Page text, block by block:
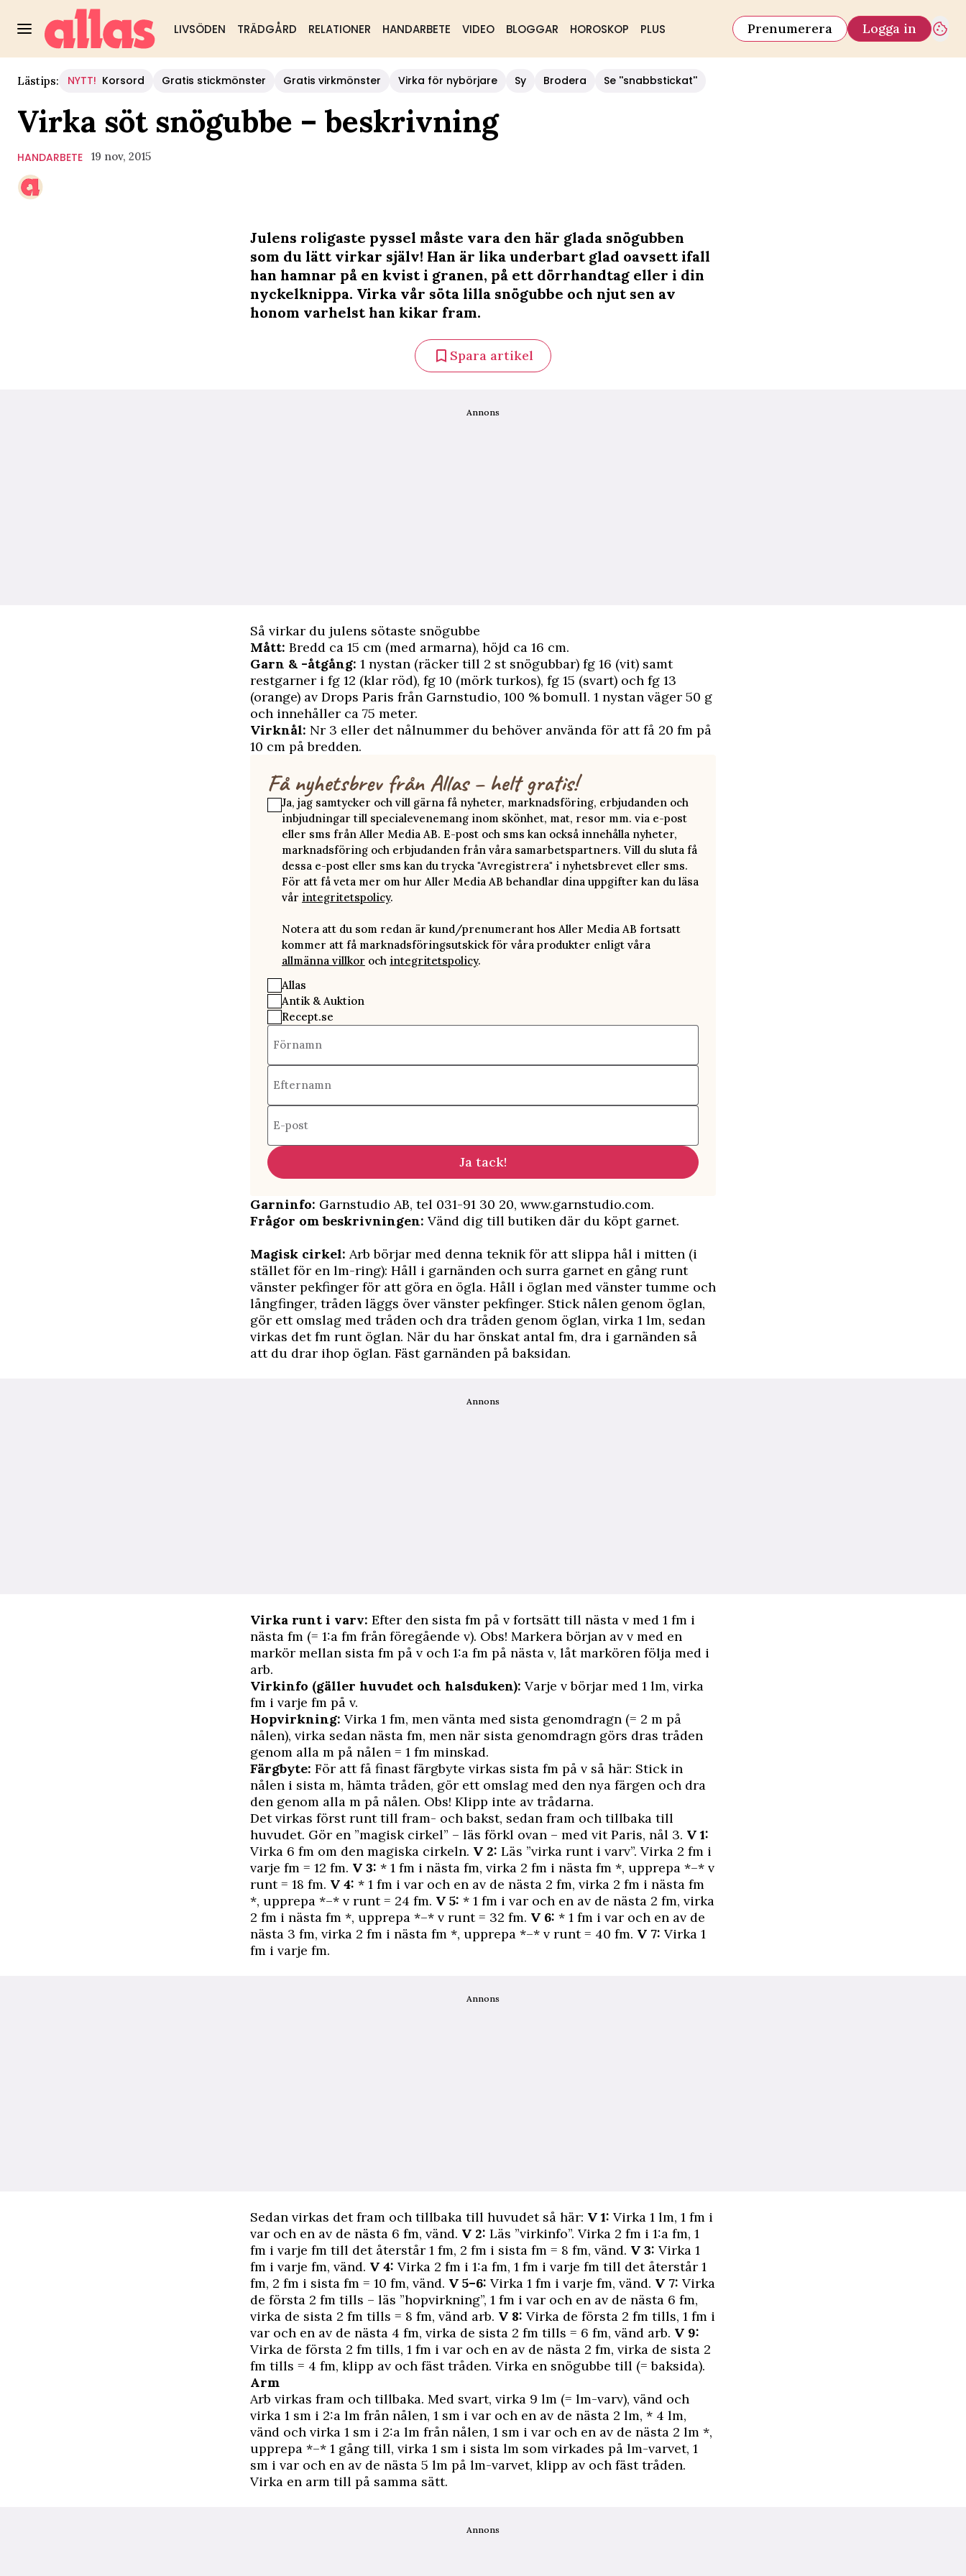
LIVSÖDEN TRÄDGÅRD RELATIONER HANDARBETE VIDEO BLOGGAR HOROSKOP PLUS Prenumerera Logga in
Lästips: NYTT! Korsord Gratis stickmönster Gratis virkmönster Virka för nybörjare Sy Brodera Se ''snabbstickat''
Virka söt snögubbe – beskrivning
HANDARBETE 19 nov, 2015
Julens roligaste pyssel måste vara den här glada snögubben
som du lätt virkar själv! Han är lika underbart glad oavsett ifall
han hamnar på en kvist i granen, på ett dörrhandtag eller i din
nyckelknippa. Virka vår söta lilla snögubbe och njut sen av
honom varhelst han kikar fram.
Spara artikel
Annons
Så virkar du julens sötaste snögubbe
Mått: Bredd ca 15 cm (med armarna), höjd ca 16 cm.
Garn & -åtgång: 1 nystan (räcker till 2 st snögubbar) fg 16 (vit) samt
restgarner i fg 12 (klar röd), fg 10 (mörk turkos), fg 15 (svart) och fg 13
(orange) av Drops Paris från Garnstudio, 100 % bomull. 1 nystan väger 50 g
och innehåller ca 75 meter.
Virknål: Nr 3 eller det nålnummer du behöver använda för att få 20 fm på
10 cm på bredden.
Få nyhetsbrev från Allas – helt gratis!
Ja, jag samtycker och vill gärna få nyheter, marknadsföring, erbjudanden och
inbjudningar till specialevenemang inom skönhet, mat, resor mm. via e-post
eller sms från Aller Media AB. E-post och sms kan också innehålla nyheter,
marknadsföring och erbjudanden från våra samarbetspartners. Vill du sluta få
dessa e-post eller sms kan du trycka "Avregistrera" i nyhetsbrevet eller sms.
För att få veta mer om hur Aller Media AB behandlar dina uppgifter kan du läsa
vår integritetspolicy.
Notera att du som redan är kund/prenumerant hos Aller Media AB fortsatt
kommer att få marknadsföringsutskick för våra produkter enligt våra
allmänna villkor och integritetspolicy.
Allas
Antik & Auktion
Recept.se
Förnamn
Efternamn
E-post
Ja tack!
Garninfo: Garnstudio AB, tel 031-91 30 20, www.garnstudio.com.
Frågor om beskrivningen: Vänd dig till butiken där du köpt garnet.
Magisk cirkel: Arb börjar med denna teknik för att slippa hål i mitten (i
stället för en lm-ring): Håll i garnänden och surra garnet en gång runt
vänster pekfinger för att göra en ögla. Håll i öglan med vänster tumme och
långfinger, tråden läggs över vänster pekfinger. Stick nålen genom öglan,
gör ett omslag med tråden och dra tråden genom öglan, virka 1 lm, sedan
virkas det fm runt öglan. När du har önskat antal fm, dra i garnänden så
att du drar ihop öglan. Fäst garnänden på baksidan.
Annons
Virka runt i varv: Efter den sista fm på v fortsätt till nästa v med 1 fm i
nästa fm (= 1:a fm från föregående v). Obs! Markera början av v med en
markör mellan sista fm på v och 1:a fm på nästa v, låt markören följa med i
arb.
Virkinfo (gäller huvudet och halsduken): Varje v börjar med 1 lm, virka
fm i varje fm på v.
Hopvirkning: Virka 1 fm, men vänta med sista genomdragn (= 2 m på
nålen), virka sedan nästa fm, men när sista genomdragn görs dras tråden
genom alla m på nålen = 1 fm minskad.
Färgbyte: För att få finast färgbyte virkas sista fm på v så här: Stick in
nålen i sista m, hämta tråden, gör ett omslag med den nya färgen och dra
den genom alla m på nålen. Obs! Klipp inte av trådarna.
Det virkas först runt till fram- och bakst, sedan fram och tillbaka till
huvudet. Gör en ”magisk cirkel” – läs förkl ovan – med vit Paris, nål 3. V 1:
Virka 6 fm om den magiska cirkeln. V 2: Läs ”virka runt i varv”. Virka 2 fm i
varje fm = 12 fm. V 3: * 1 fm i nästa fm, virka 2 fm i nästa fm *, upprepa *–* v
runt = 18 fm. V 4: * 1 fm i var och en av de nästa 2 fm, virka 2 fm i nästa fm
*, upprepa *–* v runt = 24 fm. V 5: * 1 fm i var och en av de nästa 2 fm, virka
2 fm i nästa fm *, upprepa *–* v runt = 32 fm. V 6: * 1 fm i var och en av de
nästa 3 fm, virka 2 fm i nästa fm *, upprepa *–* v runt = 40 fm. V 7: Virka 1
fm i varje fm.
Annons
Sedan virkas det fram och tillbaka till huvudet så här: V 1: Virka 1 lm, 1 fm i
var och en av de nästa 6 fm, vänd. V 2: Läs ”virkinfo”. Virka 2 fm i 1:a fm, 1
fm i varje fm till det återstår 1 fm, 2 fm i sista fm = 8 fm, vänd. V 3: Virka 1
fm i varje fm, vänd. V 4: Virka 2 fm i 1:a fm, 1 fm i varje fm till det återstår 1
fm, 2 fm i sista fm = 10 fm, vänd. V 5–6: Virka 1 fm i varje fm, vänd. V 7: Virka
de första 2 fm tills – läs ”hopvirkning”, 1 fm i var och en av de nästa 6 fm,
virka de sista 2 fm tills = 8 fm, vänd arb. V 8: Virka de första 2 fm tills, 1 fm i
var och en av de nästa 4 fm, virka de sista 2 fm tills = 6 fm, vänd arb. V 9:
Virka de första 2 fm tills, 1 fm i var och en av de nästa 2 fm, virka de sista 2
fm tills = 4 fm, klipp av och fäst tråden. Virka en snögubbe till (= baksida).
Arm
Arb virkas fram och tillbaka. Med svart, virka 9 lm (= lm-varv), vänd och
virka 1 sm i 2:a lm från nålen, 1 sm i var och en av de nästa 2 lm, * 4 lm,
vänd och virka 1 sm i 2:a lm från nålen, 1 sm i var och en av de nästa 2 lm *,
upprepa *–* 1 gång till, virka 1 sm i sista lm som virkades på lm-varvet, 1
sm i var och en av de nästa 5 lm på lm-varvet, klipp av och fäst tråden.
Virka en arm till på samma sätt.
Annons